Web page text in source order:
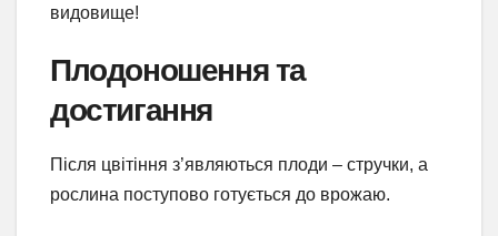
видовище!
Плодоношення та
достигання
Після цвітіння з’являються плоди – стручки, а
рослина поступово готується до врожаю.